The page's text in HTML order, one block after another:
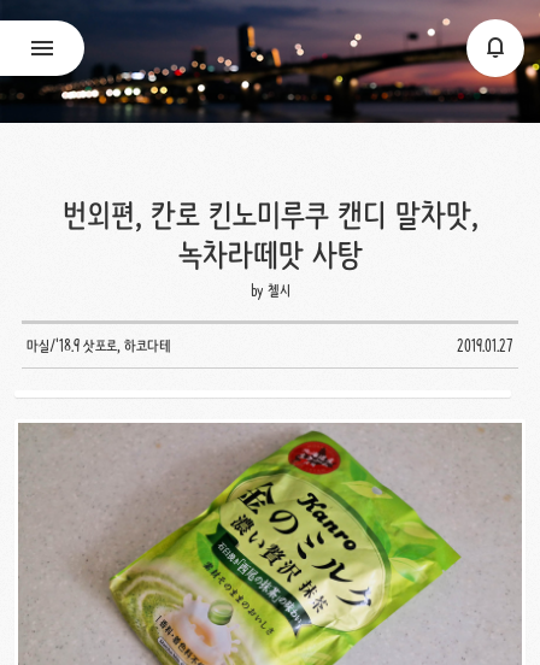
번외편, 칸로 킨노미루쿠 캔디 말차맛,
녹차라떼맛 사탕
by 첼시
마실/'18.9 삿포로, 하코다테 2019.01.27